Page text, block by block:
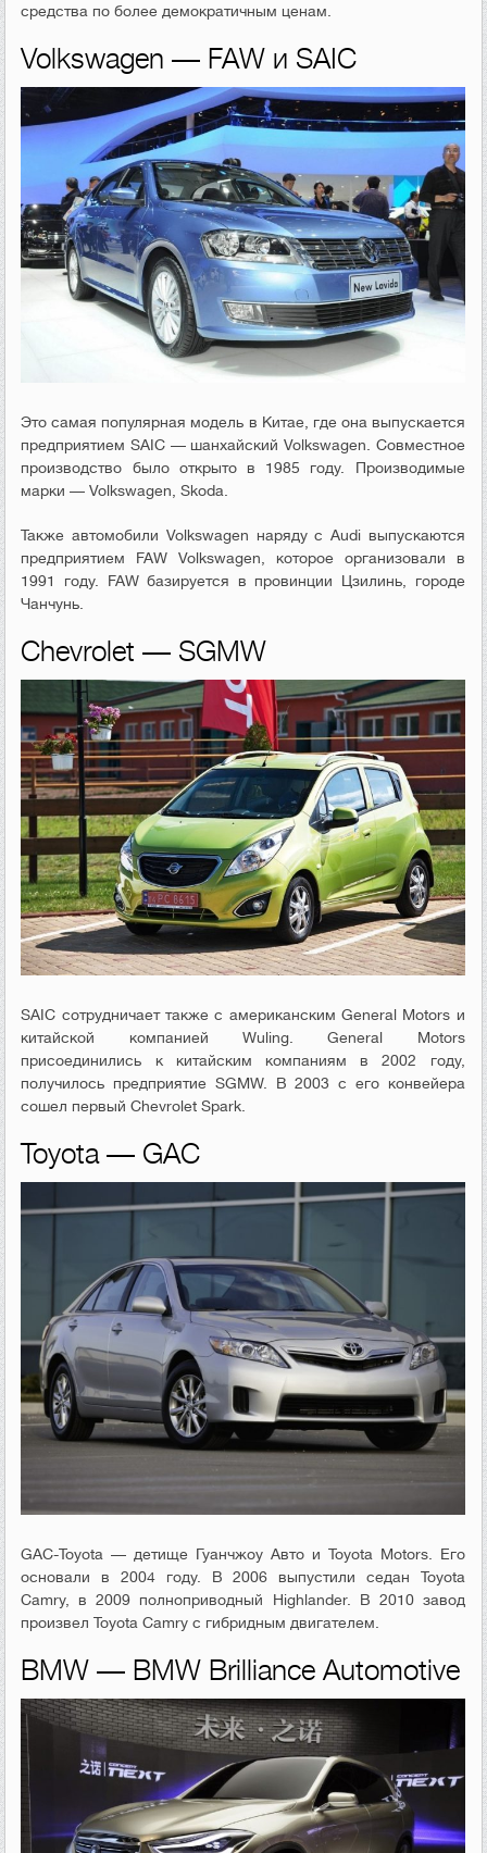
средства по более демократичным ценам.
Volkswagen — FAW и SAIC
Это самая популярная модель в Китае, где она выпускается
предприятием SAIC — шанхайский Volkswagen. Совместное
производство было открыто в 1985 году. Производимые
марки — Volkswagen, Skoda.
Также автомобили Volkswagen наряду с Audi выпускаются
предприятием FAW Volkswagen, которое организовали в
1991 году. FAW базируется в провинции Цзилинь, городе
Чанчунь.
Chevrolet — SGMW
SAIC сотрудничает также с американским General Motors и
китайской компанией Wuling. General Motors
присоединились к китайским компаниям в 2002 году,
получилось предприятие SGMW. В 2003 с его конвейера
сошел первый Chevrolet Spark.
Toyota — GAC
GAC-Toyota — детище Гуанчжоу Авто и Toyota Motors. Его
основали в 2004 году. В 2006 выпустили седан Toyota
Camry, в 2009 полноприводный Highlander. В 2010 завод
произвел Toyota Camry с гибридным двигателем.
BMW — BMW Brilliance Automotive